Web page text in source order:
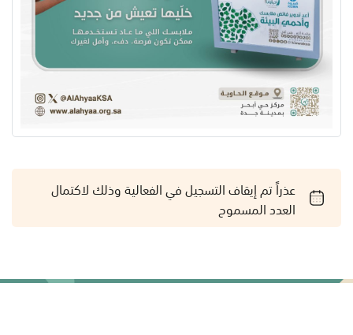
عذراً تم إيقاف التسجيل في الفعالية وذلك لاكتمال
العدد المسموح